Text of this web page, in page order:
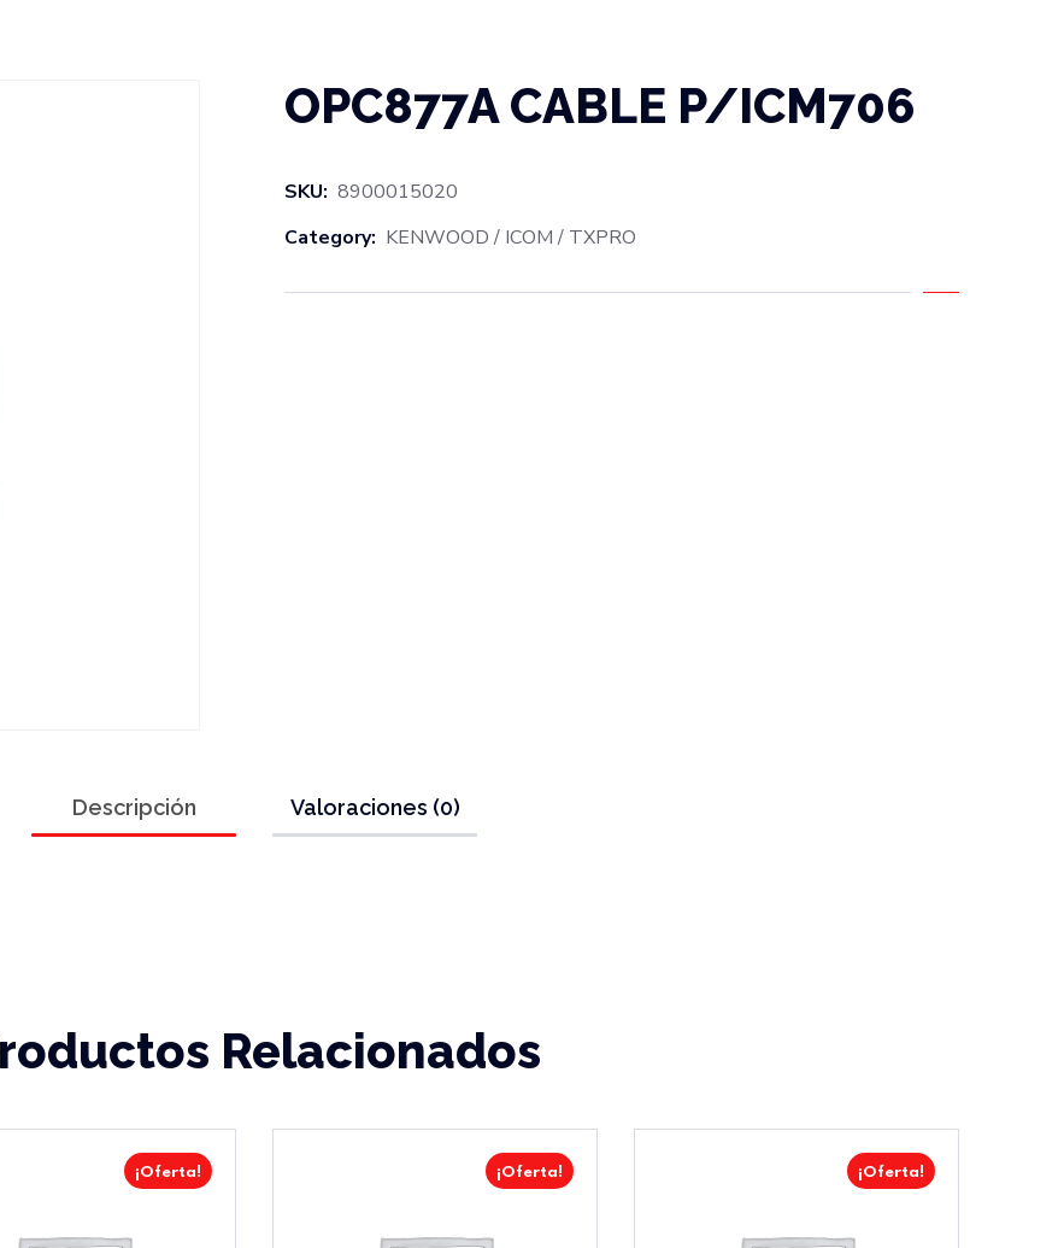
OPC877A CABLE P/ICM706
SKU: 8900015020
Category: KENWOOD / ICOM / TXPRO
Descripción Valoraciones (0)
Relacionados
¡Oferta! ¡Oferta! ¡Oferta!